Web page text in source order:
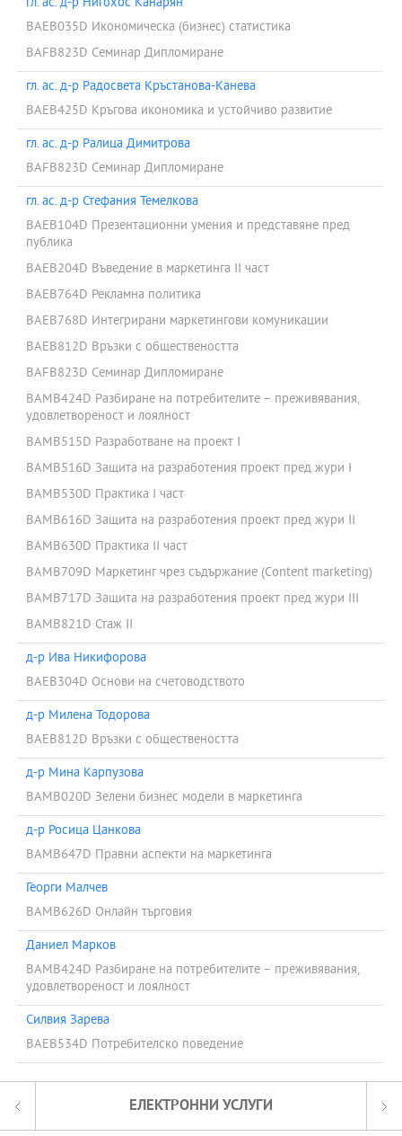
BAEB035D Икономическа (бизнес) статистика
BAFB823D Семинар Дипломиране
гл. ас. д-р Радосвета Кръстанова-Канева
BAEB425D Кръгова икономика и устойчиво развитие
гл. ас. д-р Ралица Димитрова
BAFB823D Семинар Дипломиране
гл. ас. д-р Стефания Темелкова
BAEB104D Презентационни умения и представяне пред
публика
BAEB204D Въведение в маркетинга II част
BAEB764D Рекламна политика
BAEB768D Интегрирани маркетингови комуникации
BAEB812D Връзки с обществеността
BAFB823D Семинар Дипломиране
BAMB424D Разбиране на потребителите – преживявания,
удовлетвореност и лоялност
BAMB515D Разработване на проект I
BAMB516D Защита на разработения проект пред жури I
BAMB530D Практика I част
BAMB616D Защита на разработения проект пред жури II
BAMB630D Практика II част
BAMB709D Маркетинг чрез съдържание (Content marketing)
BAMB717D Защита на разработения проект пред жури III
BAMB821D Стаж II
д-р Ива Никифорова
BAEB304D Основи на счетоводството
д-р Милена Тодорова
BAEB812D Връзки с обществеността
д-р Мина Карпузова
BAMB020D Зелени бизнес модели в маркетинга
д-р Росица Цанкова
BAMB647D Правни аспекти на маркетинга
Георги Малчев
BAMB626D Онлайн търговия
Даниел Марков
BAMB424D Разбиране на потребителите – преживявания,
удовлетвореност и лоялност
Силвия Зарева
BAEB534D Потребителско поведение
ЕЛЕКТРОННИ УСЛУГИ